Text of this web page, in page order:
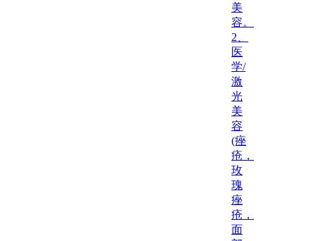
美
容。
2、
医
学/
激
光
美
容
(痤
疮，
玫
瑰
痤
疮，
面